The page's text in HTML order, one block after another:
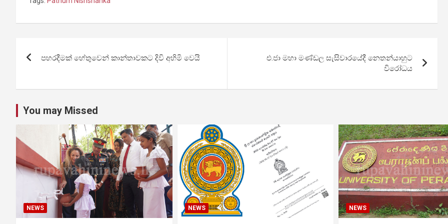
navigation
පහරදීමක් හේතුවෙන් කාන්තාවකට දිවි අහිමි වෙයි
එ.ජා මහා මණ්ඩල සැසිවාරයේදී නෙතන්යාහුට
විරෝධය
You may Missed
NEWS NEWS NEWS